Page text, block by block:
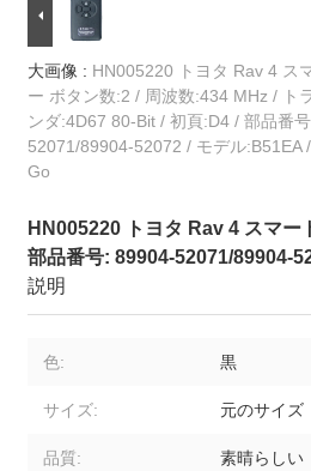
大画像 : HN005220 トヨタ Rav 4 ス
ー ボタン数:2 / 周波数:434 MHz / ト
ンダ:4D67 80-Bit / 初頁:D4 / 部品番
52071/89904-52072 / モデル:B51EA
Go
HN005220 トヨタ Rav 4 スマ
部品番号: 89904-52071/89904-
説明
色: 黒
サイズ: 元のサイズ
品質: 素晴らしい